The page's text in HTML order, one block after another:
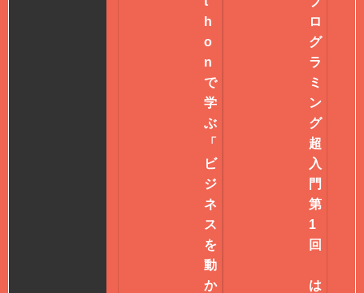
h
o
n
で
学
ぶ
「
ビ
ジ
ネ
ス
を
動
か
ロ
グ
ラ
ミ
ン
グ
超
入
門
第
1
回
は